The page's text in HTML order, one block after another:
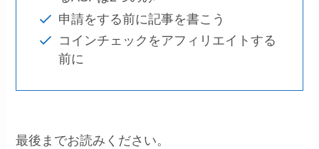
申請をする前に記事を書こう
コインチェックをアフィリエイトする
前に
最後までお読みください。